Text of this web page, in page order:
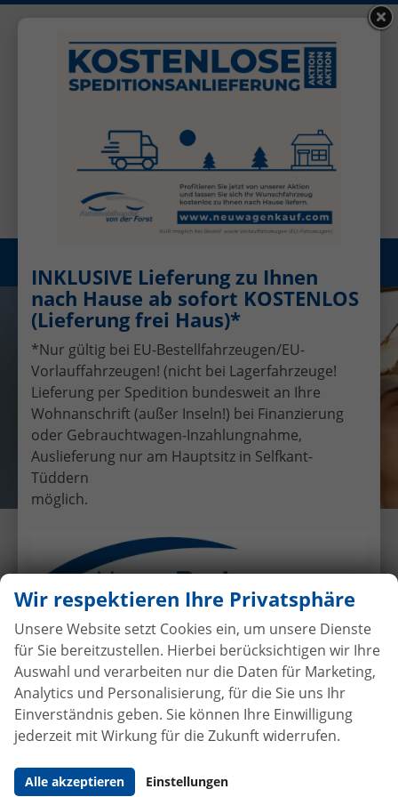
Öffnungszeiten: Mo - Fr 08.00 - 17.00
Registrieren
Übergabe eines EU-
Neufahrzeuges Kia Rio an Herr
Löffler
16.2.2019 • Auslieferungen
Wir respektieren Ihre Privatsphäre
Unsere Website setzt Cookies ein, um unsere Dienste
für Sie bereitzustellen. Hierbei berücksichtigen wir Ihre
Auswahl und verarbeiten nur die Daten für Marketing,
Analytics und Personalisierung, für die Sie uns Ihr
Einverständnis geben. Sie können Ihre Einwilligung
jederzeit mit Wirkung für die Zukunft widerrufen.
Alle akzeptieren Einstellungen
INKLUSIVE Lieferung zu Ihnen
nach Hause ab sofort KOSTENLOS
(Lieferung frei Haus)*
*Nur gültig bei EU-Bestellfahrzeugen/EU-
Vorlauffahrzeugen! (nicht bei Lagerfahrzeuge!
Lieferung per Spedition bundesweit an Ihre
Wohnanschrift (außer Inseln!) bei Finanzierung
oder Gebrauchtwagen-Inzahlungnahme,
Auslieferung nur am Hauptsitz in Selfkant-
Tüddern
möglich.
Autokaufohne Anzahlungbei
Vertragsabschluss
Beim Automobilhandel von der Forst genießen Sie
maximale Sicherheit und Transparenz. Bei uns